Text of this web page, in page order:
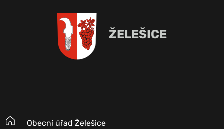
ŽELEŠICE
Obecní úřad Želešice